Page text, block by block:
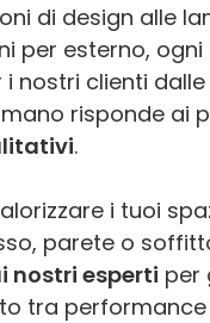
di design alle
per esterno,
i nostri clienti
risponde ai
.
i tuoi
parete o
nostri esperti per
tra performance